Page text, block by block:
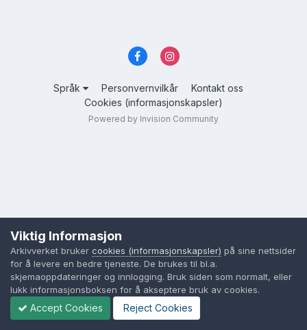
Språk Personvernvilkår
Kontakt oss
Cookies (informasjonskapsler)
Powered by Invision Community
Viktig Informasjon
Arkivverket bruker cookies (informasjonskapsler) på sine nettsider
for å levere en bedre tjeneste. De brukes til bl.a.
skjemaoppdateringer og innlogging. Bruk siden som normalt, eller
lukk informasjonsboksen for å akseptere bruk av cookies.
Accept Cookies Reject Cookies